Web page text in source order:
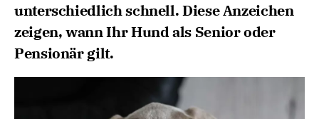
unterschiedlich schnell. Diese Anzeichen
zeigen, wann Ihr Hund als Senior oder
Pensionär gilt.